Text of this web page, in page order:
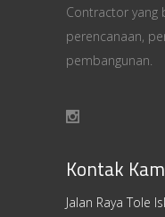
Contractor yang
perencanaan,
pembangunan.
Kontak
Jalan Raya Tole